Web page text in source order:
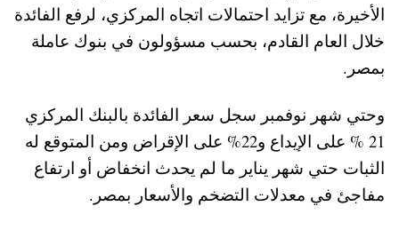
الأخيرة، مع تزايد احتمالات اتجاه المركزي، لرفع الفائدة
خلال العام القادم، بحسب مسؤولون في بنوك عاملة
بمصر.
وحتي شهر نوفمبر سجل سعر الفائدة بالبنك المركزي
21 % على الإيداع و22% على الإقراض ومن المتوقع له
الثبات حتي شهر يناير ما لم يحدث انخفاض أو ارتفاع
مفاجئ في معدلات التضخم والأسعار بمصر.